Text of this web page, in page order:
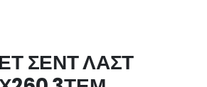
ΣΕΝΤ ΛΑΣΤ